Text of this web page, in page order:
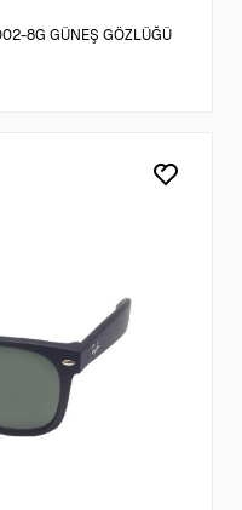
8G GÜNEŞ GÖZLÜĞÜ